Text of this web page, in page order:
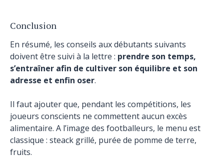
Conclusion
En résumé, les conseils aux débutants suivants
doivent être suivi à la lettre : prendre son temps,
s’entraîner afin de cultiver son équilibre et son
adresse et enfin oser.
Il faut ajouter que, pendant les compétitions, les
joueurs conscients ne commettent aucun excès
alimentaire. A l’image des footballeurs, le menu est
classique : steack grillé, purée de pomme de terre,
fruits.